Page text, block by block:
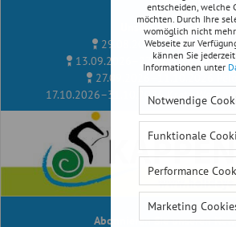
Unsere Radreise
29.08.2026–12.09.2026
13.09.2026–27.09.2026
27.09.2026–11.10.2026
17.10.2026–31.10.2026
Kreta West -
Abonnieren Sie unseren
entscheiden, welche
möchten. Durch Ihre
womöglich nicht
Webseite zur
kännen Sie
Informationen unter
Notwendige
Funktionale
Performance
Marketing